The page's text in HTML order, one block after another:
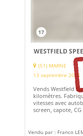
17
WESTFIELD
(51) MARNE
13 septembre 2022
Vends Westfield
kilomètres.
vitesses avec
screen, capote,
Vendu par : Franco